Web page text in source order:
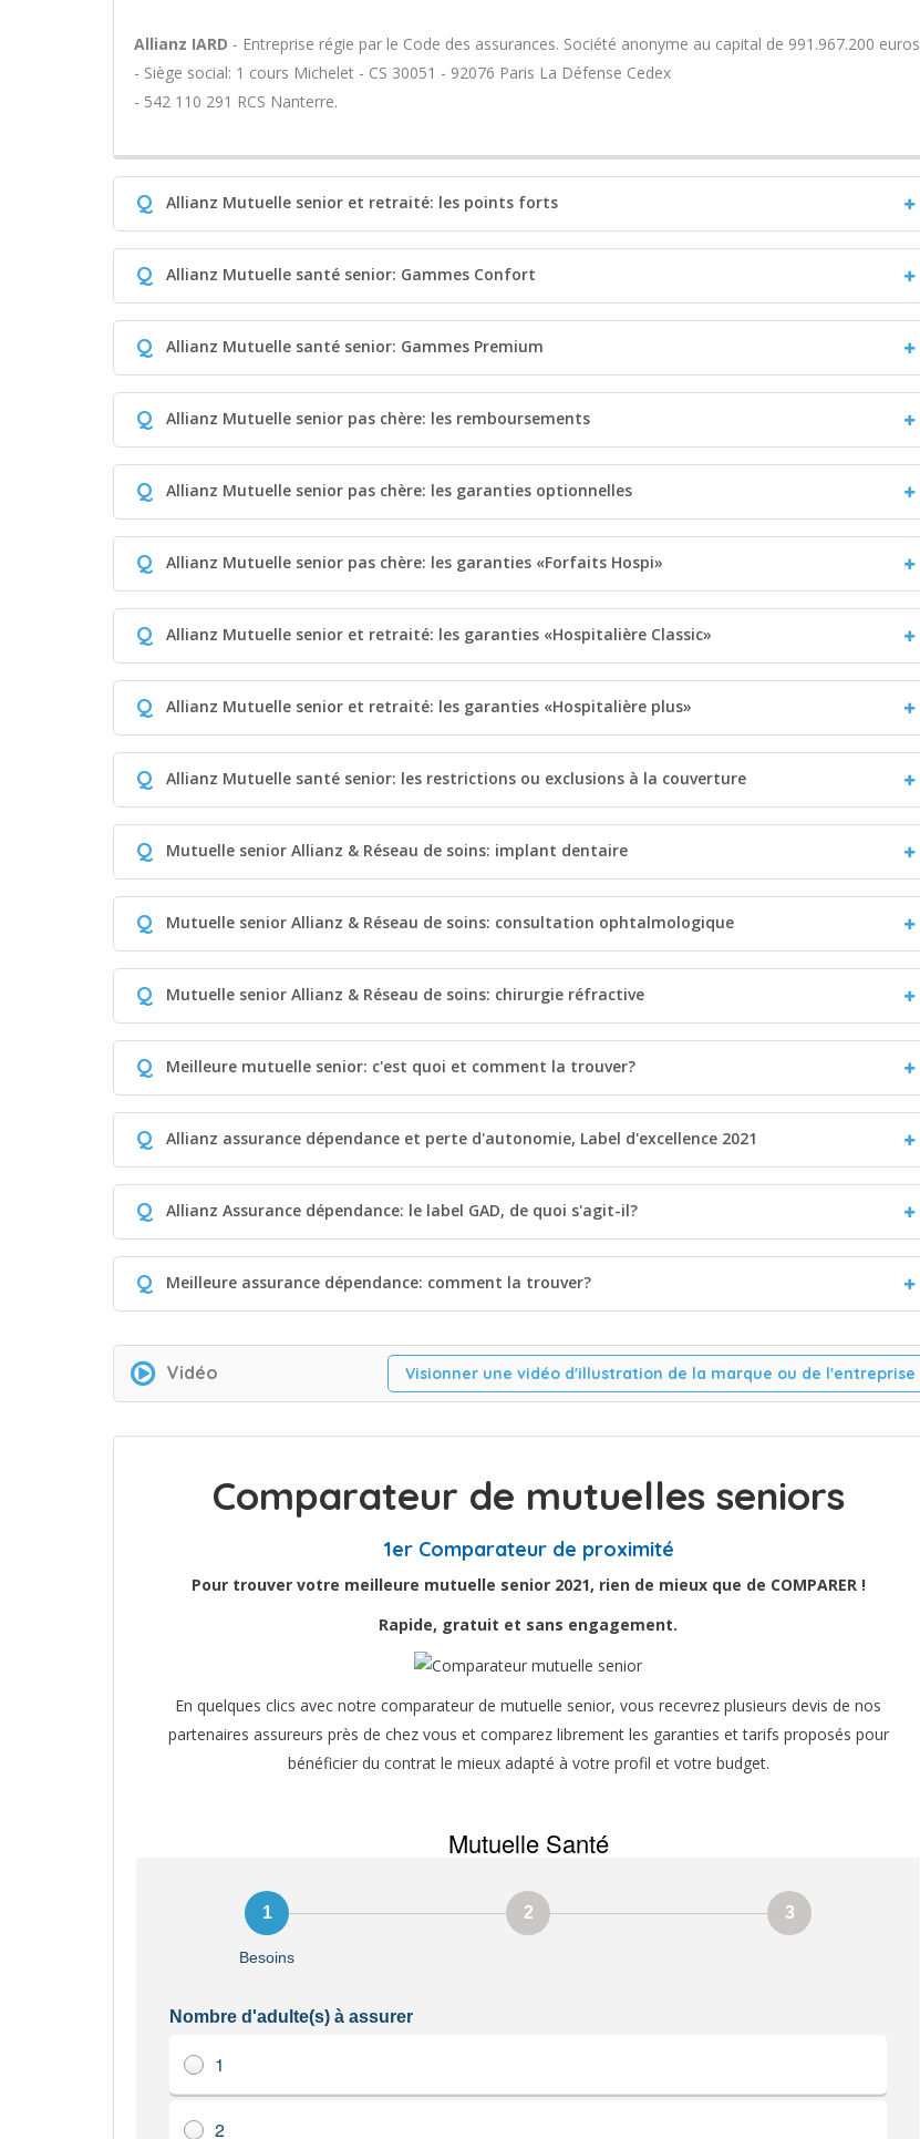
Allianz IARD - Entreprise régie par le Code des assurances. Société anonyme au capital de 991.967.200 euros
- Siège social: 1 cours Michelet - CS 30051 - 92076 Paris La Défense Cedex
- 542 110 291 RCS Nanterre.
Q Allianz Mutuelle senior et retraité: les points forts
Q Allianz Mutuelle santé senior: Gammes Confort
Q Allianz Mutuelle santé senior: Gammes Premium
Q Allianz Mutuelle senior pas chère: les remboursements
Q Allianz Mutuelle senior pas chère: les garanties optionnelles
Q Allianz Mutuelle senior pas chère: les garanties «Forfaits Hospi»
Q Allianz Mutuelle senior et retraité: les garanties «Hospitalière Classic»
Q Allianz Mutuelle senior et retraité: les garanties «Hospitalière plus»
Q Allianz Mutuelle santé senior: les restrictions ou exclusions à la couverture
Q Mutuelle senior Allianz & Réseau de soins: implant dentaire
Q Mutuelle senior Allianz & Réseau de soins: consultation ophtalmologique
Q Mutuelle senior Allianz & Réseau de soins: chirurgie réfractive
Q Meilleure mutuelle senior: c'est quoi et comment la trouver?
Q Allianz assurance dépendance et perte d'autonomie, Label d'excellence 2021
Q Allianz Assurance dépendance: le label GAD, de quoi s'agit-il?
Q Meilleure assurance dépendance: comment la trouver?
Vidéo Visionner une vidéo d'illustration de la marque ou de l'entreprise
Comparateur de mutuelles seniors
1er Comparateur de proximité
Pour trouver votre meilleure mutuelle senior 2021, rien de mieux que de COMPARER !
Rapide, gratuit et sans engagement.
En quelques clics avec notre comparateur de mutuelle senior, vous recevrez plusieurs devis de nos
partenaires assureurs près de chez vous et comparez librement les garanties et tarifs proposés pour
bénéficier du contrat le mieux adapté à votre profil et votre budget.